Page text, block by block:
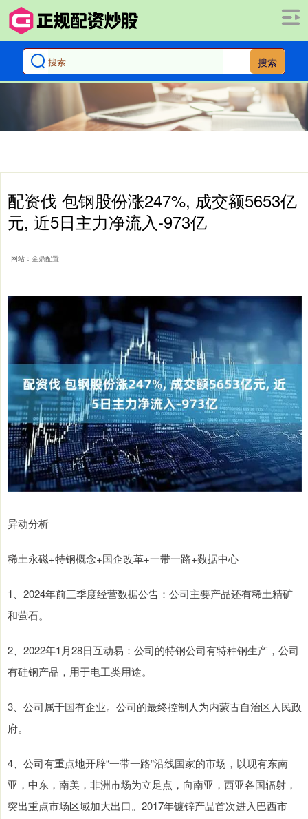
搜索
配资伐 包钢股份涨247%, 成交额5653亿
元, 近5日主力净流入-973亿
网站：金鼎配置
异动分析
稀土永磁+特钢概念+国企改革+一带一路+数据中心
1、2024年前三季度经营数据公告：公司主要产品还有稀土精矿
和萤石。
2、2022年1月28日互动易：公司的特钢公司有特种钢生产，公司
有硅钢产品，用于电工类用途。
3、公司属于国有企业。公司的最终控制人为内蒙古自治区人民政
府。
4、公司有重点地开辟“一带一路”沿线国家的市场，以现有东南
亚，中东，南美，非洲市场为立足点，向南亚，西亚各国辐射，
突出重点市场区域加大出口。2017年镀锌产品首次进入巴西市